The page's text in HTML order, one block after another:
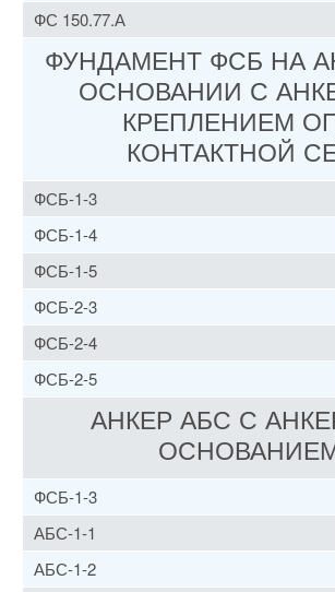
ФС 150.77.А
ФУНДАМЕНТ ФСБ НА
ОСНОВАНИИ С
КРЕПЛЕНИЕМ
КОНТАКТНОЙ
ФСБ-1-3
ФСБ-1-4
ФСБ-1-5
ФСБ-2-3
ФСБ-2-4
ФСБ-2-5
АНКЕР АБС С
ФСБ-1-3
АБС-1-1
АБС-1-2